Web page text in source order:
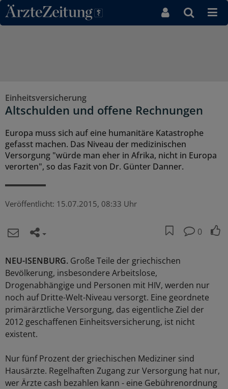
Direkt zum Inhaltsbereich
Einheitsversicherung
Altschulden und offene Rechnungen
Europa muss sich auf eine humanitäre Katastrophe
gefasst machen. Das Niveau der medizinischen
Versorgung "würde man eher in Afrika, nicht in Europa
verorten", so das Fazit von Dr. Günter Danner.
Veröffentlicht: 15.07.2015, 08:33 Uhr
0
NEU-ISENBURG. Große Teile der griechischen
Bevölkerung, insbesondere Arbeitslose,
Drogenabhängige und Personen mit HIV, werden nur
noch auf Dritte-Welt-Niveau versorgt. Eine geordnete
primärärztliche Versorgung, das eigentliche Ziel der
2012 geschaffenen Einheitsversicherung, ist nicht
existent.
Nur fünf Prozent der griechischen Mediziner sind
Hausärzte. Regelhaften Zugang zur Versorgung hat nur,
wer Ärzte cash bezahlen kann - eine Gebührenordnung